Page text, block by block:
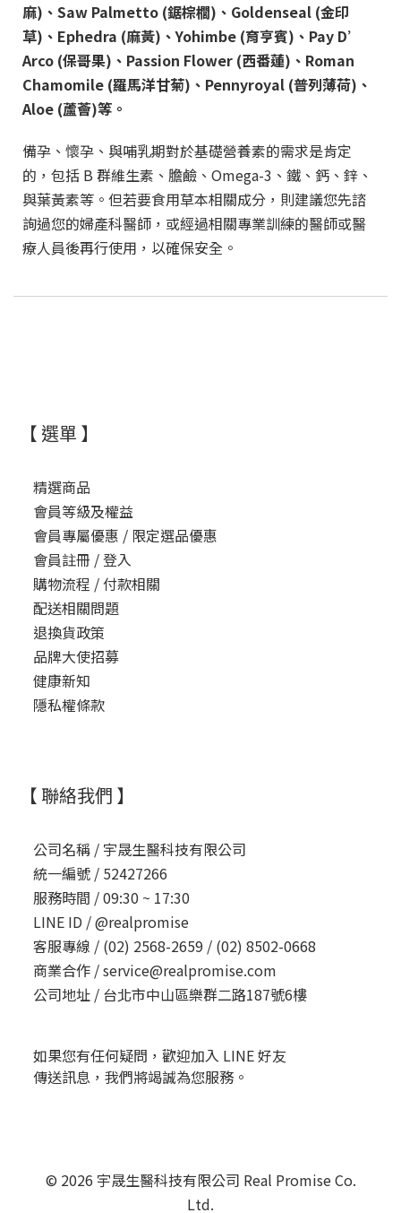
麻)、Saw Palmetto (鋸棕櫚)、Goldenseal (金印
草)、Ephedra (麻黃)、Yohimbe (育亨賓)、Pay D’
Arco (保哥果)、Passion Flower (西番蓮)、Roman
Chamomile (羅馬洋甘菊)、Pennyroyal (普列薄荷)、
Aloe (蘆薈)等。
備孕、懷孕、與哺乳期對於基礎營養素的需求是肯定
的，包括 B 群維生素、膽鹼 、 Omega-3、鐵、鈣、鋅、
與葉黃素等。但若要食用草本相關成分，則建議您先諮
詢過您的婦產科醫師，或經過相關專業訓練的醫師或醫
療人員後再行使用，以確保安全。
【 選單 】
精選商品
會員等級及權益
會員專屬優惠 / 限定選品優惠
會員註冊 / 登入
購物流程 / 付款相關
配送相關問題
退換貨政策
品牌大使招募
健康新知
隱私權條款
【 聯絡我們 】
公司名稱 / 宇晟生醫科技有限公司
統一編號 / 52427266
服務時間 /09:30 ~ 17:30
LINE ID /@realpromise
客服專線 / (02) 2568-2659 / (02) 8502-0668
商業合作 /service@realpromise.com
公司地址 / 台北市中山區樂群二路187號6樓
如果您有任何疑問，歡迎加入 LINE 好友
傳送訊息，我們將竭誠為您服務。
© 2026 宇晟生醫科技有限公司 Real Promise Co.
Ltd.